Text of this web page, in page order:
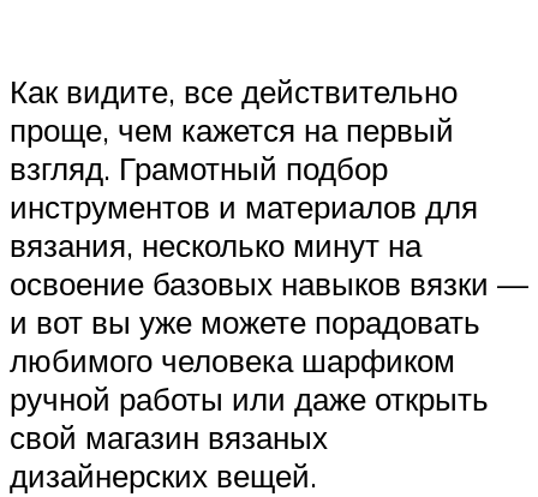
Как видите, все действительно
проще, чем кажется на первый
взгляд. Грамотный подбор
инструментов и материалов для
вязания, несколько минут на
освоение базовых навыков вязки —
и вот вы уже можете порадовать
любимого человека шарфиком
ручной работы или даже открыть
свой магазин вязаных
дизайнерских вещей.